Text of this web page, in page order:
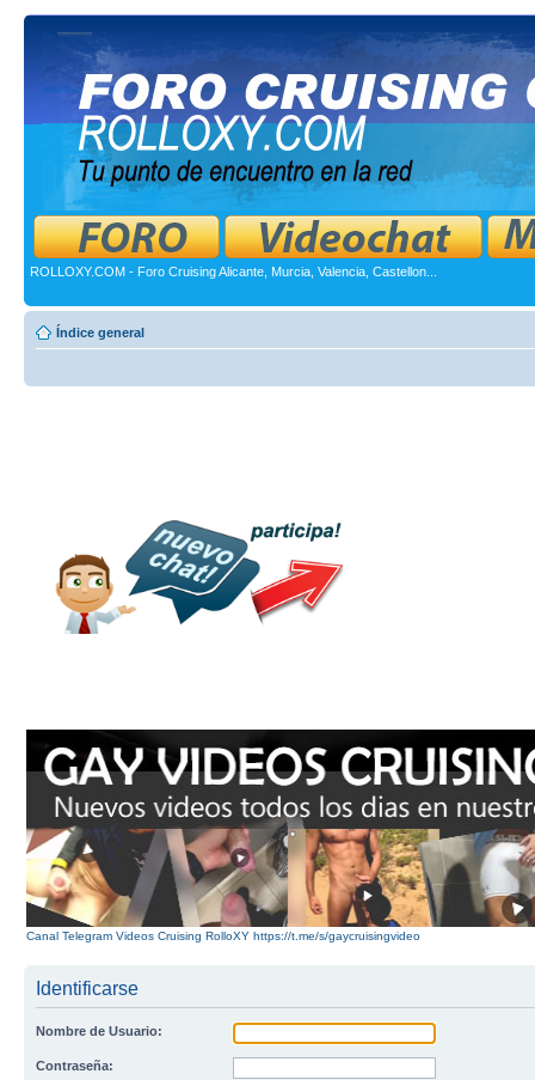
ROLLOXY.COM - Foro Cruising Alicante, Murcia, Valencia, Castellon...
Índice general
Canal Telegram Videos Cruising RolloXY https://t.me/s/gaycruisingvideo
Identificarse
Nombre de Usuario:
Contraseña: